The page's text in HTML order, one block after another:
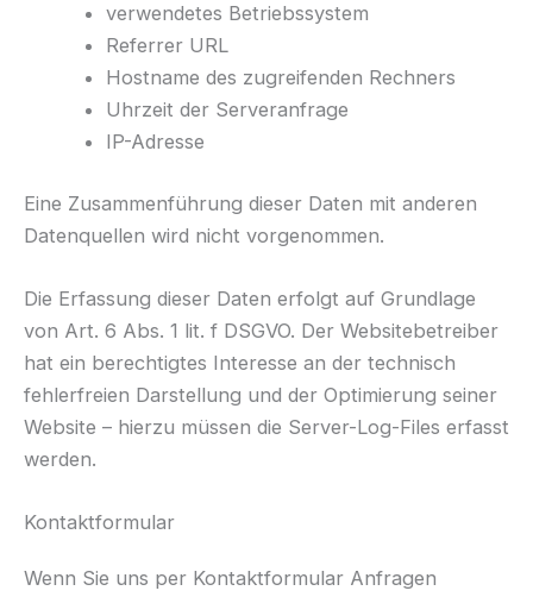
verwendetes Betriebssystem
Referrer URL
Hostname des zugreifenden Rechners
Uhrzeit der Serveranfrage
IP-Adresse
Eine Zusammenführung dieser Daten mit anderen
Datenquellen wird nicht vorgenommen.
Die Erfassung dieser Daten erfolgt auf Grundlage
von Art. 6 Abs. 1 lit. f DSGVO. Der Websitebetreiber
hat ein berechtigtes Interesse an der technisch
fehlerfreien Darstellung und der Optimierung seiner
Website – hierzu müssen die Server-Log-Files erfasst
werden.
Kontaktformular
Wenn Sie uns per Kontaktformular Anfragen